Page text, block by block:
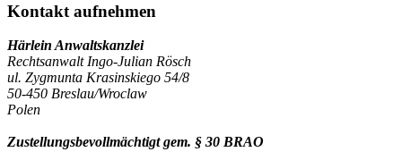
Kontakt aufnehmen
Härlein Anwaltskanzlei
Rechtsanwalt Ingo-Julian Rösch
ul. Zygmunta Krasinskiego 54/8
50-450 Breslau/Wroclaw
Polen
Zustellungsbevollmächtigt gem. § 30 BRAO